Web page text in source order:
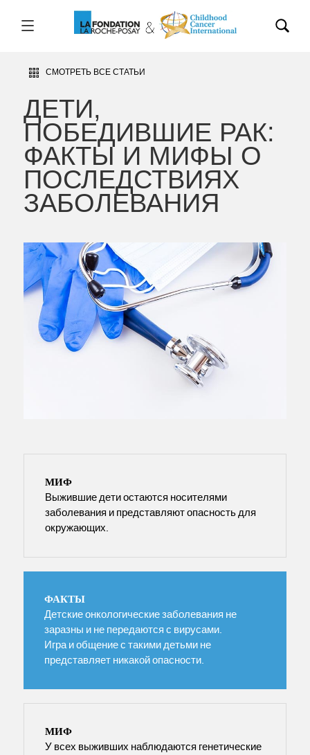
СМОТРЕТЬ ВСЕ СТАТЬИ
ДЕТИ,
ПОБЕДИВШИЕ РАК:
ФАКТЫ И МИФЫ О
ПОСЛЕДСТВИЯХ
ЗАБОЛЕВАНИЯ
МИФ
Выжившие дети остаются носителями
заболевания и представляют опасность для
окружающих.
ФАКТЫ
Детские онкологические заболевания не
заразны и не передаются с вирусами.
Игра и общение с такими детьми не
представляет никакой опасности.
МИФ
У всех выживших наблюдаются генетические